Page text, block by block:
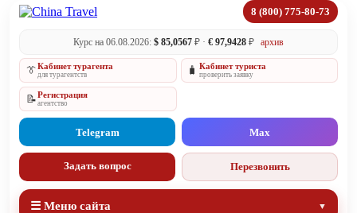
8 (800) 775-80-73
Курс на 06.08.2026: $ 85,0567 ₽ · € 97,9428 ₽ архив
👔Кабинет турагента
для турагентств 🧳 Кабинет туриста
проверить заявку
📝Регистрация
агентство
Telegram Max
Задать вопрос Перезвонить
☰ Меню сайта